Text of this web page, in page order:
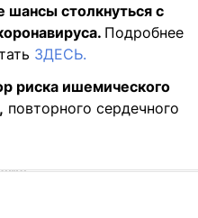
шансы столкнуться с
Подробнее
ЗДЕСЬ.
риска ишемического
повторного сердечного